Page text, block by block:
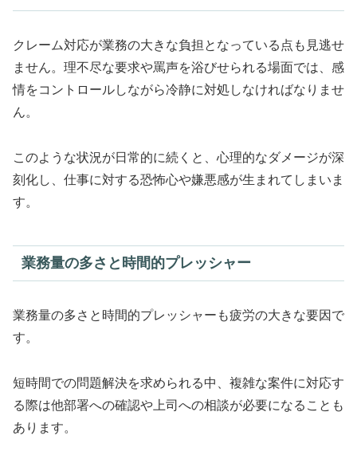
クレーム対応が業務の大きな負担となっている点も見逃せ
ません。理不尽な要求や罵声を浴びせられる場面では、感
情をコントロールしながら冷静に対処しなければなりませ
ん。
このような状況が日常的に続くと、心理的なダメージが深
刻化し、仕事に対する恐怖心や嫌悪感が生まれてしまいま
す。
業務量の多さと時間的プレッシャー
業務量の多さと時間的プレッシャーも疲労の大きな要因で
す。
短時間での問題解決を求められる中、複雑な案件に対応す
る際は他部署への確認や上司への相談が必要になることも
あります。